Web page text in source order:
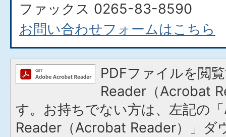
ファックス 0265-83-8590
お問い合わせフォームはこちら
PDFファイルを閲
Reader（Acrobat
す。お持ちでない方は、左記の
Reader（Acrobat Reader）」ダ